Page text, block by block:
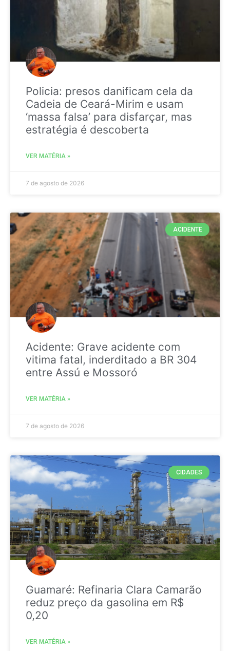
Policia: presos danificam cela da
Cadeia de Ceará-Mirim e usam
‘massa falsa’ para disfarçar, mas
estratégia é descoberta
VER MATÉRIA »
7 de agosto de 2026
ACIDENTE
Acidente: Grave acidente com
vitima fatal, inderditado a BR 304
entre Assú e Mossoró
VER MATÉRIA »
7 de agosto de 2026
CIDADES
Guamaré: Refinaria Clara Camarão
reduz preço da gasolina em R$
0,20
VER MATÉRIA »